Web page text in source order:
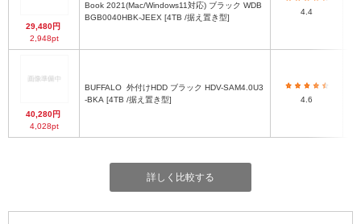
29,480円
2,948pt
Book 2021(Mac/Windows11対応) ブラック WDB
BGB0040HBK-JEEX [4TB /据え置き型]
4.4
40,280円
4,028pt
BUFFALO
-BKA [4TB /据え置き型]
4.6
詳しく比較する